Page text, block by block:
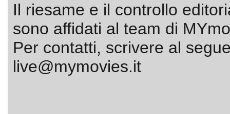
Il riesame e il controllo
sono affidati al team di
Per contatti, scrivere al
live@mymovies.it